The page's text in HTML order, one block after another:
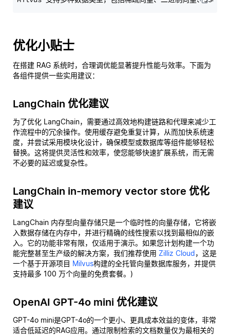
优化小贴士
在搭建 RAG 系统时，合理调优能显著提升性能与效率。下面为
各组件提供一些实用建议：
LangChain 优化建议
为了优化 LangChain，需要通过高效地构建链路和代理来减少工
作流程中的冗余操作。使用缓存避免重复计算，从而加快系统速
度，并尝试采用模块化设计，确保模型或数据库等组件能够轻松
替换。这将提供灵活性和效率，使您能够快速扩展系统，而无需
不必要的延迟或复杂性。
LangChain in-memory vector store 优化
建议
LangChain 内存型向量存储只是一个临时性的向量存储，它将嵌
入数据存储在内存中，并进行精确的线性搜索以找到最相似的嵌
入。它的功能非常有限，仅适用于演示。如果您计划构建一个功
能完整甚至生产级的解决方案，我们推荐使用 Zilliz Cloud，这是
一个基于开源项目 Milvus构建的全托管向量数据库服务，并提供
支持最多 100 万个向量的免费套餐。)
OpenAI GPT-4o mini 优化建议
GPT-4o mini是GPT-4o的一个更小、更具成本效益的变体，非常
适合低延迟的RAG应用。通过限制检索的文档数量仅为最相关的